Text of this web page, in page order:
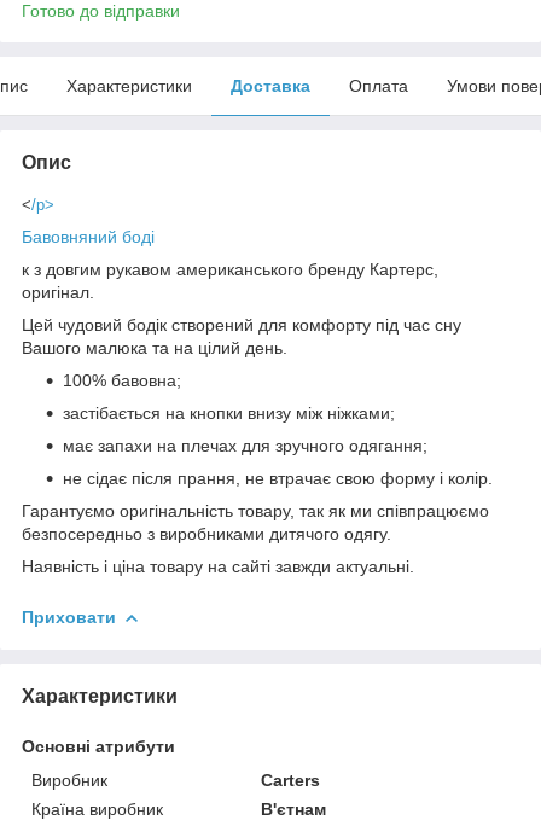
Готово до відправки
Характеристики Доставка Оплата Умови
Опис
</p>
Бавовняний боді
к з довгим рукавом американського бренду Картерс,
оригінал.
Цей чудовий бодік створений для комфорту під час сну
Вашого малюка та на цілий день.
100% бавовна;
застібається на кнопки внизу між ніжками;
має запахи на плечах для зручного одягання;
не сідає після прання, не втрачає свою форму і колір.
Гарантуємо оригінальність товару, так як ми співпрацюємо
безпосередньо з виробниками дитячого одягу.
Наявність і ціна товару на сайті завжди актуальні.
Приховати
Характеристики
Основні атрибути
Виробник
Carters
Країна виробник
В'єтнам